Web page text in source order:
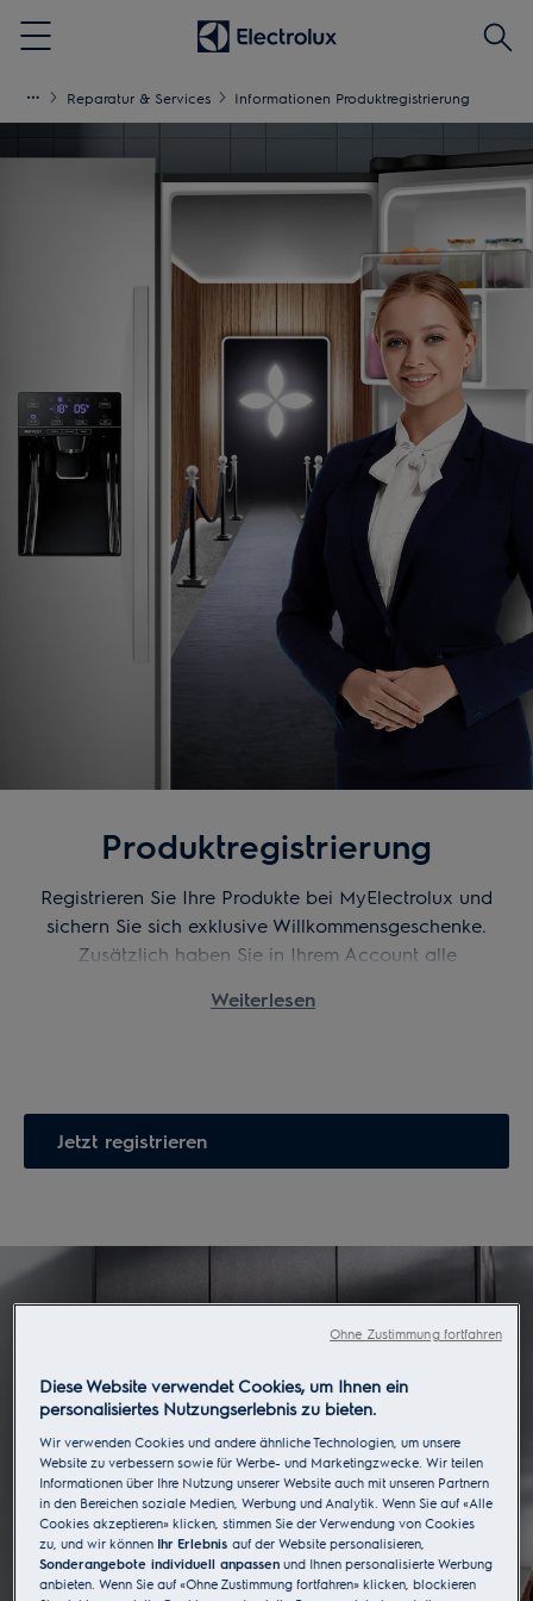
Menu
Reparatur & Services Informationen Produktregistrierung
Produktregistrierung
Registrieren Sie Ihre Produkte bei MyElectrolux und
sichern Sie sich exklusive Willkommensgeschenke.
Zusätzlich haben Sie in Ihrem Account alle
einen Blick.
Weiterlesen
Jetzt registrieren
Diese Website verwendet Cookies, um Ihnen ein
personalisiertes Nutzungserlebnis zu bieten.
Wir verwenden Cookies und andere ähnliche Technologien, um unsere
Website zu verbessern sowie für Werbe- und Marketingzwecke. Wir teilen
Informationen über Ihre Nutzung unserer Website auch mit unseren Partnern
in den Bereichen soziale Medien, Werbung und Analytik. Wenn Sie auf «Alle
Cookies akzeptieren» klicken, stimmen Sie der Verwendung von Cookies
zu, und wir können Ihr Erlebnisauf der Website personalisieren,
Sonderangebote individuell anpassen und Ihnen personalisierte Werbung
anbieten. Wenn Sie auf «Ohne Zustimmung fortfahren» klicken, blockieren
Ohne Zustimmung fortfahren